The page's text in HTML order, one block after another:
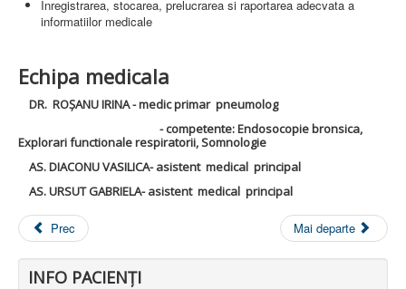
CHELTUIELI
INFORMAŢII CONTACT
RUTE ACCES
RELAȚIA CU MASS-MEDIA
PURTĂTOR DE CUVÂNT
REGULI ACCES MASS-MEDIA
ORAR AUDIENŢE
COMUNICATE
HARTĂ SITE
PROGRAMARE ONLINE
Inregistrarea, stocarea, prelucrarea si raportarea adecvata a
informatiilor medicale
Echipa medicala
DR. ROȘANU IRINA - medic primar pneumolog
- competente: Endosocopie bronsica,
Explorari functionale respiratorii, Somnologie
AS. DIACONU VASILICA- asistent medical principal
AS. URSUT GABRIELA- asistent medical principal
Prec Mai departe
INFO PACIENŢI